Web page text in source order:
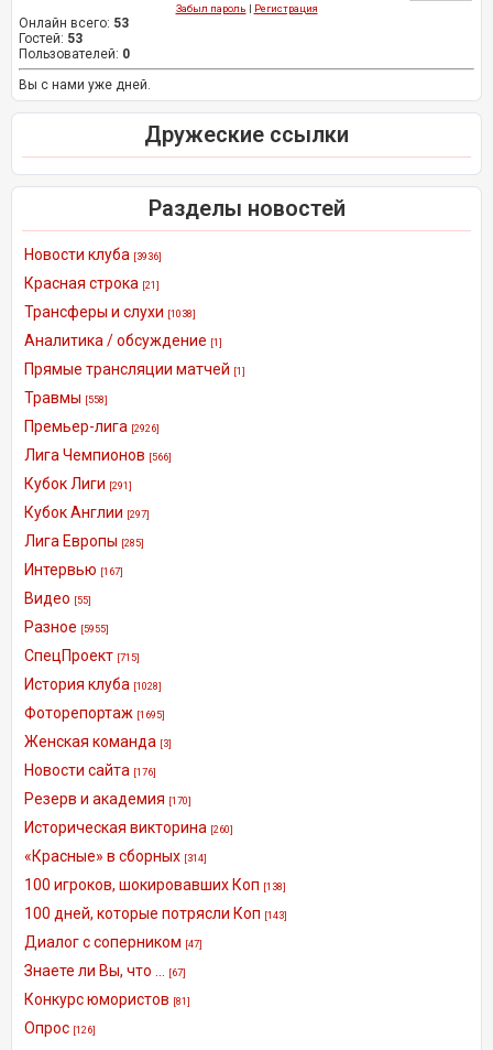
Забыл пароль | Регистрация
Онлайн всего: 53
Гостей: 53
Пользователей: 0
Вы с нами уже дней.
Дружеские ссылки
Разделы новостей
Новости клуба [3936]
Красная строка [21]
Трансферы и слухи [1038]
Аналитика / обсуждение [1]
Прямые трансляции матчей [1]
Травмы [558]
Премьер-лига [2926]
Лига Чемпионов [566]
Кубок Лиги [291]
Кубок Англии [297]
Лига Европы [285]
Интервью [167]
Видео [55]
Разное [5955]
СпецПроект [715]
История клуба [1028]
Фоторепортаж [1695]
Женская команда [3]
Новости сайта [176]
Резерв и академия [170]
Историческая викторина [260]
«Красные» в сборных [314]
100 игроков, шокировавших Коп [138]
100 дней, которые потрясли Коп [143]
Диалог с соперником [47]
Знаете ли Вы, что ... [67]
Конкурс юмористов [81]
Опрос [126]